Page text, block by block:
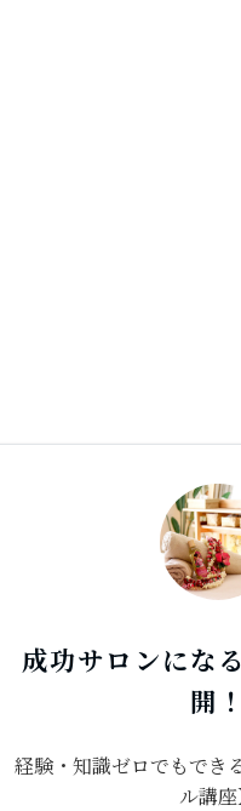
成功サロンにな
開！
経験・知識ゼロでもでき
ル講座